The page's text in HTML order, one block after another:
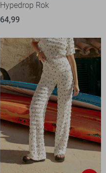
Hypedrop Rok
64,99